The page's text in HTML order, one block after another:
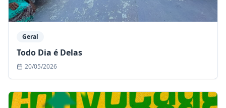
Geral
Todo Dia é Delas
20/05/2026